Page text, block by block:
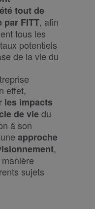
tout de
par FITT, afin
tous les
potentiels
de la vie du
effet,
les impacts
de viedu
à son
approche
,
sujets